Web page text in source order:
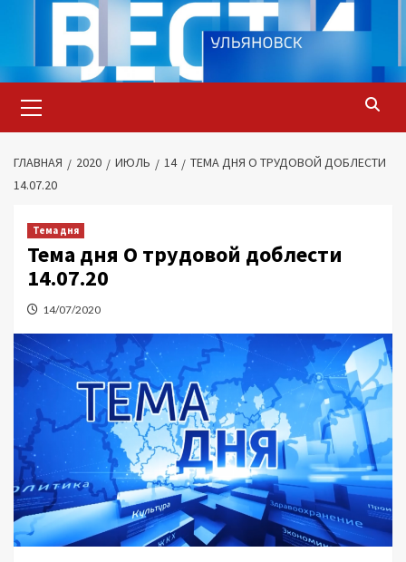
содержимому
меню
ГЛАВНАЯ 2020 ИЮЛЬ 14
ТЕМА ДНЯ О ТРУДОВОЙ ДОБЛЕСТИ
14.07.20
Тема дня
Тема дня О трудовой доблести
14.07.20
14/07/2020